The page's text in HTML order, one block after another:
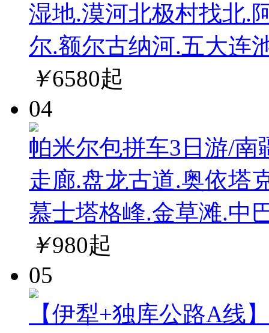
湿地.漠河北极村找北.
尔.额尔古纳河.五大连
￥6580起
04
帕米尔包拼车3日游/南
走廊.盘龙古道.奥依塔
慕士塔格峰.金草滩.中
￥980起
05
【伊犁+独库公路A线